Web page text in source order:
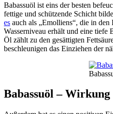
Babassuöl ist eins der besten
fettige und schützende Schicht
es auch als „Emolliens“, die in den
Wasserniveau erhält und eine tiefe
Öl zählt zu den gesättigten
beschleunigen das Einziehen der
Babassuöl – Wirkung